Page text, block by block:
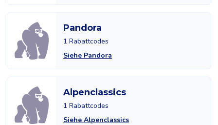
Pandora
1 Rabattcodes
Siehe Pandora
Alpenclassics
1 Rabattcodes
Siehe Alpenclassics